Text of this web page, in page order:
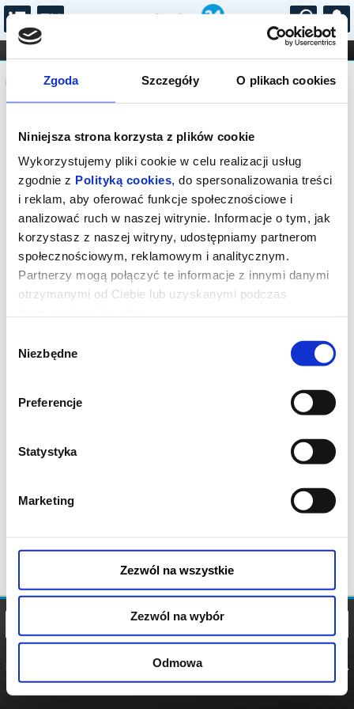
Zgoda Szczegóły O plikach cookies
Niniejsza strona korzysta z plików cookie
Wykorzystujemy pliki cookie w celu realizacji usług
zgodnie z Polityką cookies, do spersonalizowania treści
i reklam, aby oferować funkcje społecznościowe i
analizować ruch w naszej witrynie. Informacje o tym, jak
korzystasz z naszej witryny, udostępniamy partnerom
społecznościowym, reklamowym i analitycznym.
Partnerzy mogą połączyć te informacje z innymi danymi
otrzymanymi od Ciebie lub uzyskanymi podczas
zgody
Niezbędne
Preferencje
Statystyka
Marketing
Zezwól na wszystkie
Zezwól na wybór
Odmowa
...
FILHARMONIA OPERA I BALET
STAND-UP
DLA DZIECI
Komunikat
Sprzedaż biletów on-line na wydarzenie
została zakończona.
POLITYKA
POLITYKA